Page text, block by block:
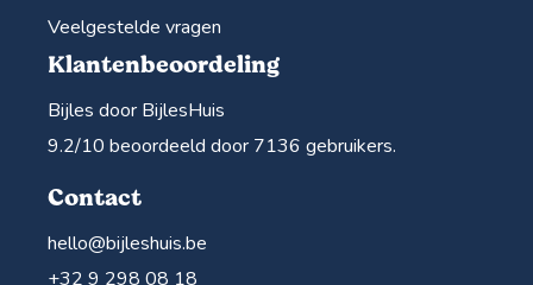
Veelgestelde vragen
Klantenbeoordeling
Bijles door BijlesHuis
9.2/10 beoordeeld door 7136 gebruikers.
Contact
hello@bijleshuis.be
+32 9 298 08 18